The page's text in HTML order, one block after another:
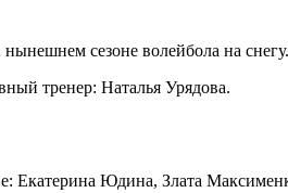
сезоне волейбола на снегу.
тренер: Наталья Урядова.
Екатерина Юдина, Злата